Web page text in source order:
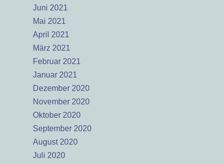
Juni 2021
Mai 2021
April 2021
März 2021
Februar 2021
Januar 2021
Dezember 2020
November 2020
Oktober 2020
September 2020
August 2020
Juli 2020